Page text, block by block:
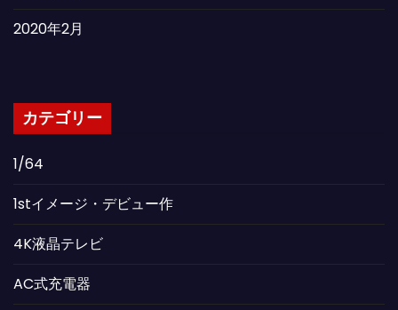
2020年2月
カテゴリー
1/64
1stイメージ・デビュー作
4K液晶テレビ
AC式充電器